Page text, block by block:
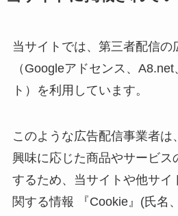
当サイトでは、第三者配信の
（Googleアドセンス、
ト）を利用しています。
このような広告配信事業者は
興味に応じた商品やサービス
するため、当サイトや他サイ
関する情報 『Cookie』(氏名